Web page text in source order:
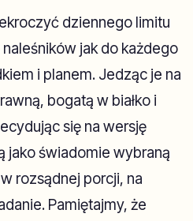
dziennego limitu
jak do każdego
i planem. Jedząc je na
bogatą w białko i
się na wersję
jako świadomie wybraną
rozsądnej porcji, na
Pamiętajmy, że